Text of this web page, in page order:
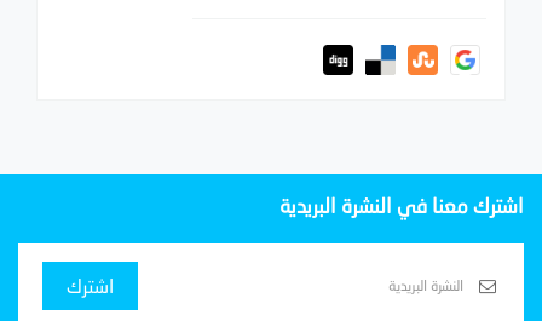
اشترك معنا في النشرة البريدية
اشترك